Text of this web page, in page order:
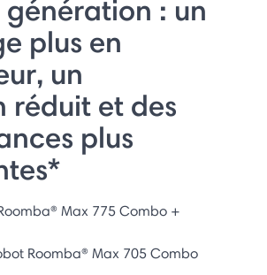
génération : un
plus en
un
réduit et des
plus
Max 775 Combo +
Roomba® Max 705 Combo